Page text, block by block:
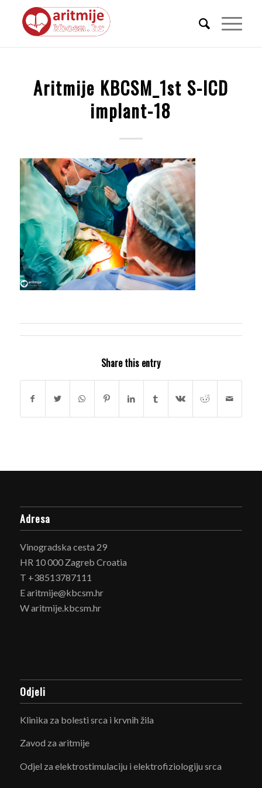
Aritmije KBCSM_1st S-ICD
implant-18
Share this entry
Adresa
Vinogradska cesta 29
HR 10 000 Zagreb Croatia
T +38513787111
E aritmije@kbcsm.hr
W aritmije.kbcsm.hr
Odjeli
Klinika za bolesti srca i krvnih žila
Zavod za aritmije
Odjel za elektrostimulaciju i elektrofiziologiju srca